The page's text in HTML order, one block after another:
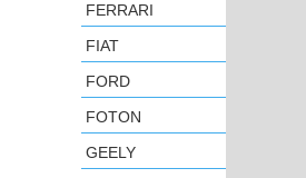
FERRARI
FIAT
FORD
FOTON
GEELY